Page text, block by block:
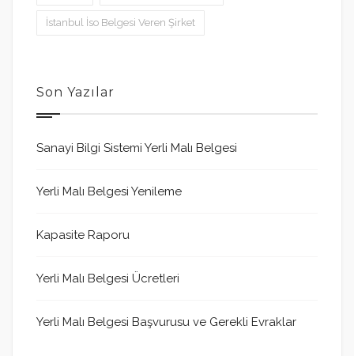
İstanbul İso Belgesi Veren Şirket
Son Yazılar
Sanayi Bilgi Sistemi Yerli Malı Belgesi
Yerli Malı Belgesi Yenileme
Kapasite Raporu
Yerli Malı Belgesi Ücretleri
Yerli Malı Belgesi Başvurusu ve Gerekli Evraklar